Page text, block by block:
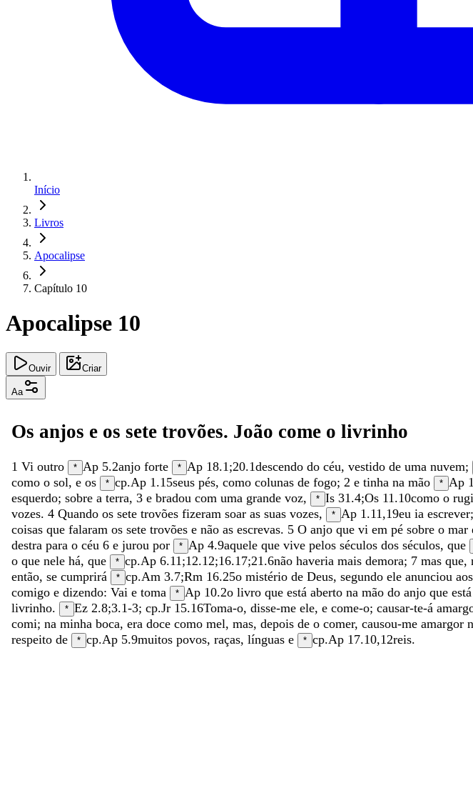
Início
Livros
Apocalipse
Capítulo 10
Apocalipse 10
Ouvir Criar
Aa
Os anjos e os sete trovões. João come o livrinho
1 Vi outro * Ap 5.2anjo forte * Ap 18.1 ;20.1descendo do céu, vestido de uma nuvem;
como o sol, e os * cp.Ap 1.15seus pés, como colunas de fogo; 2 e tinha na mão * Ap
esquerdo; sobre a terra, 3 e bradou com uma grande voz, * Is 31.4;Os 11.10como o
vozes. 4 Quando os sete trovões fizeram soar as suas vozes, * Ap 1.11 ,19eu ia escrever;
coisas que falaram os sete trovões e não as escrevas. 5 O anjo que vi em pé sobre o mar
destra para o céu 6 e jurou por * Ap 4.9aquele que vive pelos séculos dos séculos, que
o que nele há, que * cp.Ap 6.11 ;12.12;16.17;21.6não haveria mais demora; 7 mas que,
então, se cumprirá * cp.Am 3.7;Rm 16.25o mistério de Deus, segundo ele anunciou aos
comigo e dizendo: Vai e toma * Ap 10.2o livro que está aberto na mão do anjo que está
livrinho. * Ez 2.8;3.1-3; cp.Jr 15.16Toma-o, disse-me ele, e come-o; causar-te-á
comi; na minha boca, era doce como mel, mas, depois de o comer, causou-me amargor
respeito de * cp.Ap 5.9muitos povos, raças, línguas e * cp.Ap 17.10,12reis.